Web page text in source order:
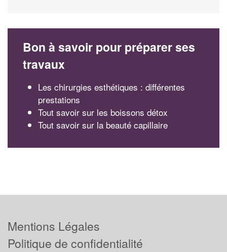
Bon à savoir pour préparer ses
travaux
Les chirurgies esthétiques : différentes
prestations
Tout savoir sur les boissons détox
Tout savoir sur la beauté capillaire
Mentions Légales
Politique de confidentialité